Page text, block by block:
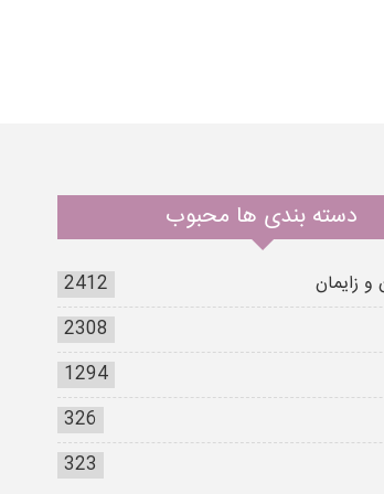
دسته بندی ها محبوب
و زایمان
2412
2308
1294
326
323